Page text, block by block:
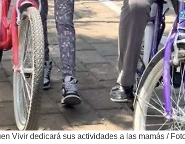
Vivir dedicará sus actividades a las mamás /